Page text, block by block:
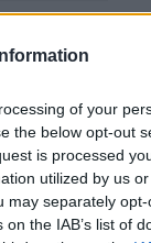
of your
the below opt-out
is processed
utilized by us
may separately
the IAB’s list of